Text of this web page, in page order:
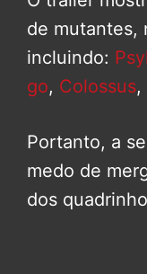
de mutantes,
incluindo:
go, Colossus,
Portanto, a
medo de
dos